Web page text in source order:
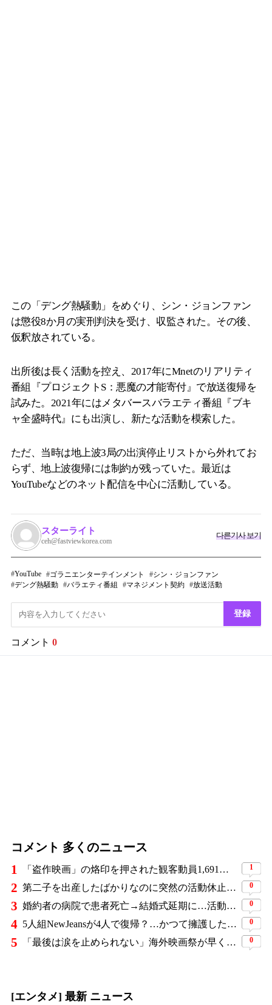
この「デング熱騒動」をめぐり、シン・ジョンファン
は懲役8か月の実刑判決を受け、収監された。その後、
仮釈放されている。
出所後は長く活動を控え、2017年にMnetのリアリティ
番組『プロジェクトS：悪魔の才能寄付』で放送復帰を
試みた。2021年にはメタバースバラエティ番組『ブキ
ャ全盛時代』にも出演し、新たな活動を模索した。
ただ、当時は地上波3局の出演停止リストから外れてお
らず、地上波復帰には制約が残っていた。最近は
YouTubeなどのネット配信を中心に活動している。
スターライト
ceh@fastviewkorea.com
다른기사 보기
YouTube ゴラニエンターテインメント
シン・ジョンファン
デング熱騒動
バラエティ番組 マネジメント契約 放送活動
登録
コメント 0
コメント 多くのニュース
1 「盗作映画」の烙印を押された観客動員1,691万人の大ヒット作、裁判所の判断ですべてが覆った 1
2 第二子を出産したばかりなのに突然の活動休止…人気YouTuber三姉妹が同時期に姿を消し、ファンから心配の声 0
3 婚約者の病院で患者死亡→結婚式延期に…活動休止を経た元人気アイドルが3年ぶり復帰 0
4 5人組NewJeansが4人で復帰？…かつて擁護した著名デザイナーが一転「ダサすぎる」と猛批判 0
5 「最後は涙を止められない」海外映画祭が早くも絶賛…8年前に消えた末娘のため、4人の母娘が復讐に挑む『慶州紀行』 0
[エンタメ] 最新 ニュース